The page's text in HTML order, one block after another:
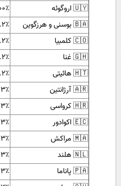
🇺🇾 اروگوئه
🇧🇦 بوسنی و هرزگوین
🇨🇴 کلمبیا
🇬🇭 غنا
🇭🇹 هائیتی
🇦🇷 آرژانتین
🇭🇷 کرواسی
🇪🇨 اکوادور
🇲🇦 مراکش
🇳🇱 هلند
🇵🇦 پاناما